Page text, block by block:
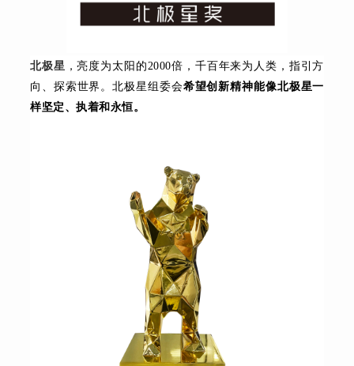
北极星 ，亮度为太阳的2000倍，千百年来为人类，指引方
向、探索世界。北极星组委会希望创新精神能像北极星一
样坚定、执着和永恒。